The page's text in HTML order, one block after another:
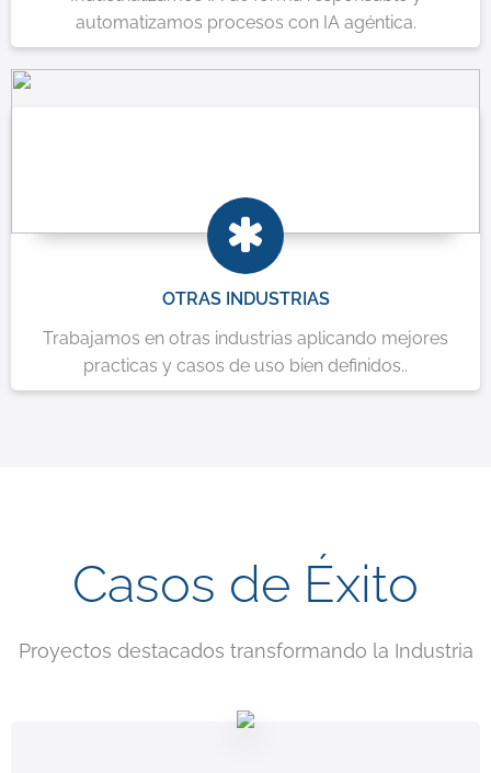
automatizamos procesos con IA agéntica.
OTRAS INDUSTRIAS
Trabajamos en otras industrias aplicando mejores
practicas y casos de uso bien definidos..
Casos de Éxito
Proyectos destacados transformando la Industria